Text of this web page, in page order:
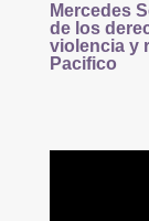
Mercedes
de los
violencia y
Pacifico